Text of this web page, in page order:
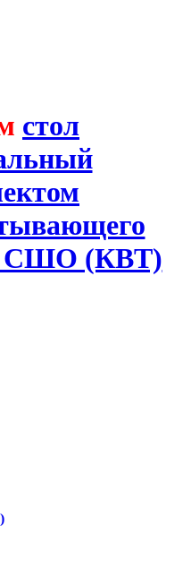
стол
СШО (КВТ)